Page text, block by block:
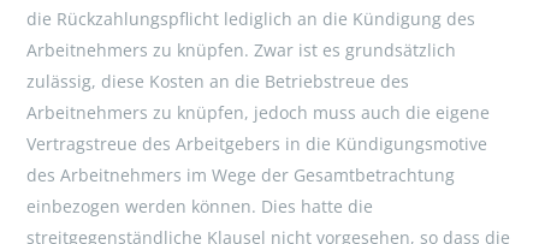
die Rückzahlungspflicht lediglich an die Kündigung des
Arbeitnehmers zu knüpfen. Zwar ist es grundsätzlich
zulässig, diese Kosten an die Betriebstreue des
Arbeitnehmers zu knüpfen, jedoch muss auch die eigene
Vertragstreue des Arbeitgebers in die Kündigungsmotive
des Arbeitnehmers im Wege der Gesamtbetrachtung
einbezogen werden können. Dies hatte die
streitgegenständliche Klausel nicht vorgesehen, so dass die